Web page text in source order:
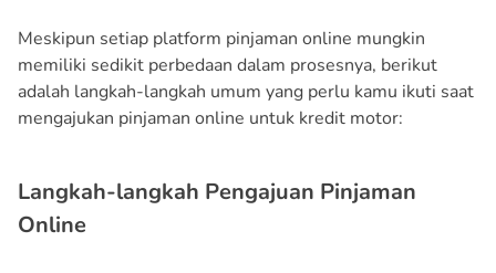
Meskipun setiap platform pinjaman online mungkin
memiliki sedikit perbedaan dalam prosesnya, berikut
adalah langkah-langkah umum yang perlu kamu ikuti saat
mengajukan pinjaman online untuk kredit motor:
Langkah-langkah Pengajuan Pinjaman
Online